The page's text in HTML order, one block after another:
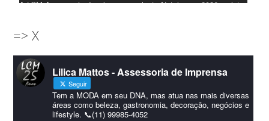
A LCM Assessoria deseja um excelente Natal e um 2026 repleto
amigos que sempre nos acompanham!🎄✨🥂❤️
#lcmassessoriassessoria#natal #merrychristmas #felizanonovo
#HappyNewYear
Foto
Visualizar no Facebook · Compartilhar
=> X
Lilica Mattos - Assessoria de Imprensa
Seguir
Tem a MODA em seu DNA, mas atua nas mais diversas
áreas como beleza, gastronomia, decoração, negócios e
lifestyle. 📞(11) 99985-4052